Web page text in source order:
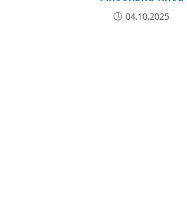
04.10.2025